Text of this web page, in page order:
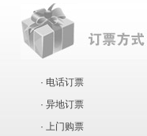
· 电话订票
· 异地订票
· 上门购票